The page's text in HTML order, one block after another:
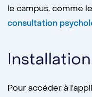
le campus, comme le
consultation
Pour accéder à